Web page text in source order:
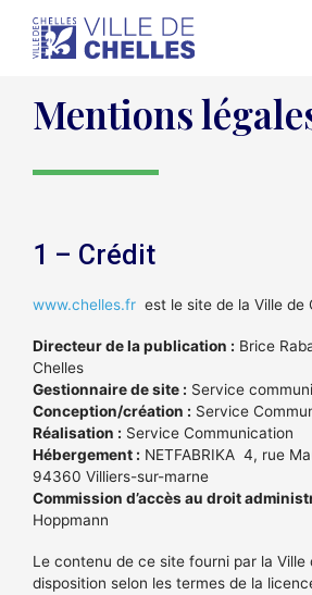
contenu
Mentions
1 – Crédit
www.chelles.fr est le site de la Ville de
Directeur de la publication : Brice
Chelles
Gestionnaire desite : Service
Conception/création : Service
Réalisation : Service Communication
Hébergement : NETFABRIKA 4, rue
94360 Villiers-sur-marne
Commission d’accès au droit
Hoppmann
Le contenu de ce site fourni par la Ville
disposition selon les termes de la